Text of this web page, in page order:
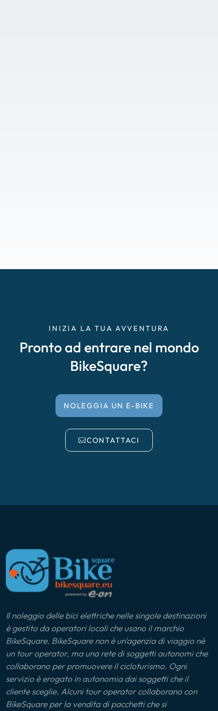
INIZIA LA TUA AVVENTURA
Pronto ad entrare nel mondo
BikeSquare?
NOLEGGIA UN E-BIKE
CONTATTACI
Il noleggio delle bici elettriche nelle singole destinazioni
è gestito da operatori locali che usano il marchio
BikeSquare. BikeSquare non è un'agenzia di viaggio nè
un tour operator, ma una rete di soggetti autonomi che
collaborano per promuovere il cicloturismo. Ogni
servizio è erogato in autonomia dai soggetti che il
cliente sceglie. Alcuni tour operator collaborano con
BikeSquare per la vendita di pacchetti che si